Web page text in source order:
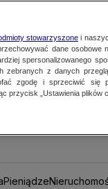
Pieniądze
stowarzyszonei
dane osobowe
spersonalizowanego
zebranych z danych
zgodę i sprzeciwić się
przycisk „Ustawienia plików